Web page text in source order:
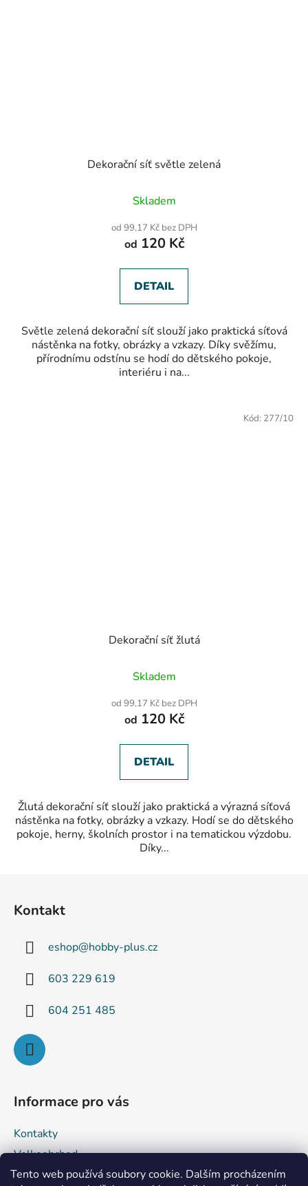
Tento web používá soubory cookie. Dalším procházením
Dekorační síť světle zelená
hodnocení
je
5,0
5
hvězdiček.
Skladem
od 99,17 Kč bez DPH
od 120 Kč
DETAIL
Světle zelená dekorační síť slouží jako praktická síťová
nástěnka na fotky, obrázky a vzkazy. Díky svěžímu,
přírodnímu odstínu se hodí do dětského pokoje,
interiéru i na...
Dekorační síť žlutá
hodnocení
je
5,0
5
hvězdiček.
Skladem
od 99,17 Kč bez DPH
od 120 Kč
DETAIL
Žlutá dekorační síť slouží jako praktická a výrazná síťová
nástěnka na fotky, obrázky a vzkazy. Hodí se do dětského
pokoje, herny, školních prostor i na tematickou výzdobu.
Díky...
Kód: 277/10
Kontakt
eshop@hobby-plus.cz
603 229 619
604 251 485
Informace pro vás
Kontakty
Velkoobchod
Obchodní podmínky